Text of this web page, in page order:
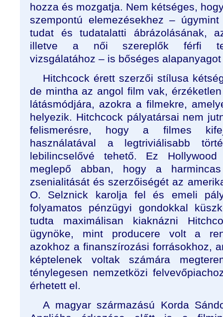
hozza és mozgatja. Nem kétséges,
szempontú elemezésekhez –
tudat és tudatalatti ábrázolásának,
illetve a női szereplők férfi
vizsgálatához – is bőséges
Hitchcock érett szerzői stílusa
de mintha az angol film vak,
látásmódjára, azokra a filmekre,
helyezik. Hitchcock pályatársai nem
felismerésre, hogy a filmes
használatával a legtriviálisabb
lebilincselővé tehető. Ez
meglepő abban, hogy a
zsenialitását és szerzőiségét az
O. Selznick karolja fel és emeli
folyamatos pénzügyi gondokkal
tudta maximálisan kiaknázni
ügynöke, mint producere volt a
azokhoz a finanszírozási forrásokhoz,
képtelenek voltak számára
ténylegesen nemzetközi
érhetett el.
A magyar származású Korda